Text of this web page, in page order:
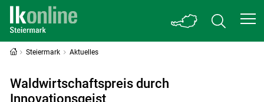
Steiermark Aktuelles
Waldwirtschaftspreis durch
Innovationsgeist